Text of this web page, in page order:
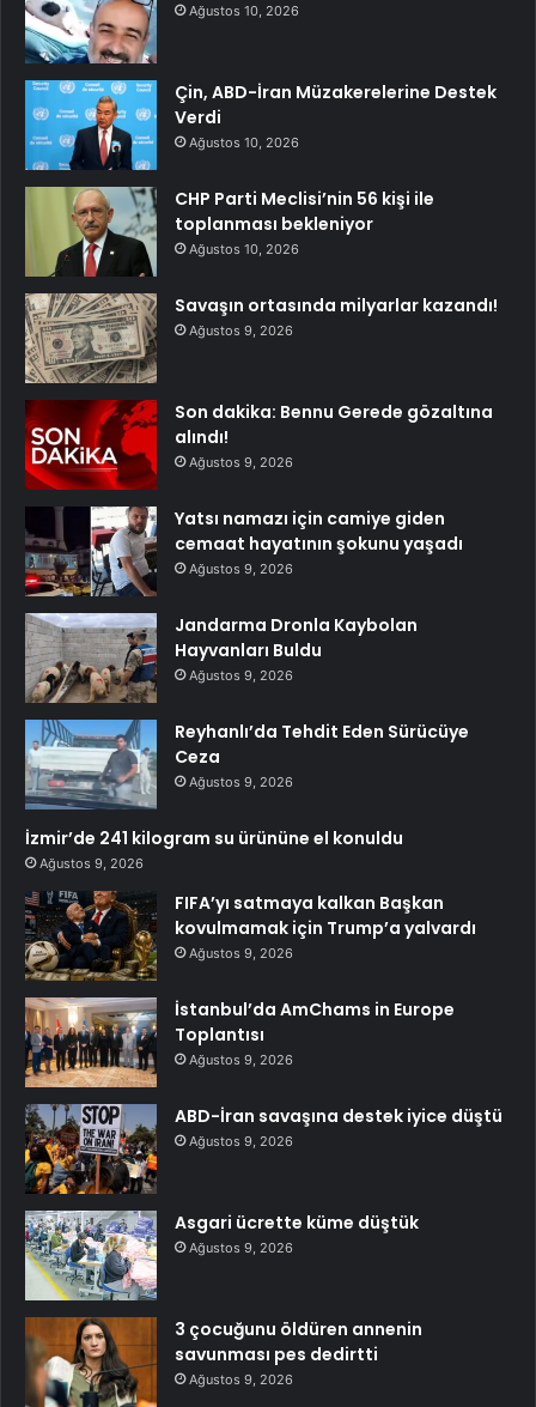
Ağustos 10, 2026
Çin, ABD-İran Müzakerelerine Destek
Verdi
Ağustos 10, 2026
CHP Parti Meclisi’nin 56 kişi ile
toplanması bekleniyor
Ağustos 10, 2026
Savaşın ortasında milyarlar kazandı!
Ağustos 9, 2026
Son dakika: Bennu Gerede gözaltına
alındı!
Ağustos 9, 2026
Yatsı namazı için camiye giden
cemaat hayatının şokunu yaşadı
Ağustos 9, 2026
Jandarma Dronla Kaybolan
Hayvanları Buldu
Ağustos 9, 2026
Reyhanlı’da Tehdit Eden Sürücüye
Ceza
Ağustos 9, 2026
İzmir’de 241 kilogram su ürününe el konuldu
Ağustos 9, 2026
FIFA’yı satmaya kalkan Başkan
kovulmamak için Trump’a yalvardı
Ağustos 9, 2026
İstanbul’da AmChams in Europe
Toplantısı
Ağustos 9, 2026
ABD-İran savaşına destek iyice düştü
Ağustos 9, 2026
Asgari ücrette küme düştük
Ağustos 9, 2026
3 çocuğunu öldüren annenin
savunması pes dedirtti
Ağustos 9, 2026